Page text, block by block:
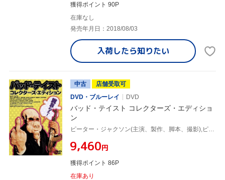
獲得ポイント 90P
在庫なし
発売年月日：2018/08/03
入荷したら知りたい
中古
店舗受取可
DVD・ブルーレイ
DVD
バッド・テイスト コレクターズ・エディショ
ン
ピーター・ジャクソン(主演、製作、脚本、撮影),ピート・オハーン,マイク・ミネット,テリー・ポッター,クレイグ・スミス,トニー・ヒルズ(脚本),ミッシェル・スカリオン(音楽)
¥9,460円
獲得ポイント 86P
在庫あり